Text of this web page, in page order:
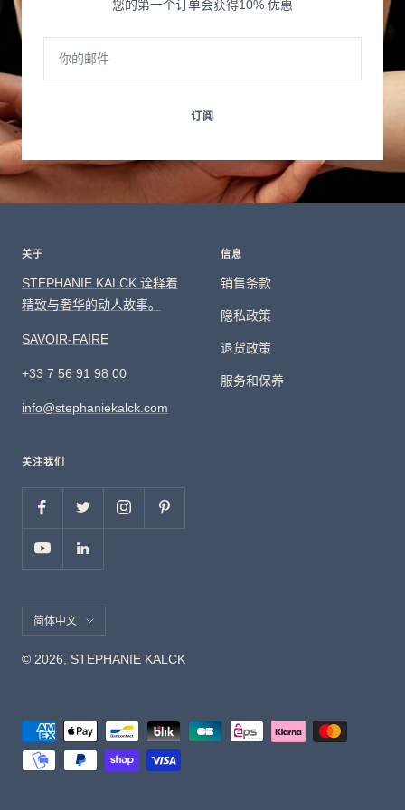
您的第一个订单会获得10% 优惠
你的邮件
订阅
关于
STEPHANIE KALCK 诠释着
精致与奢华的动人故事。
SAVOIR-FAIRE
+33 7 56 91 98 00
info@stephaniekalck.com
信息
销售条款
隐私政策
退货政策
服务和保养
关注我们
简体中文
© 2026, STEPHANIE KALCK